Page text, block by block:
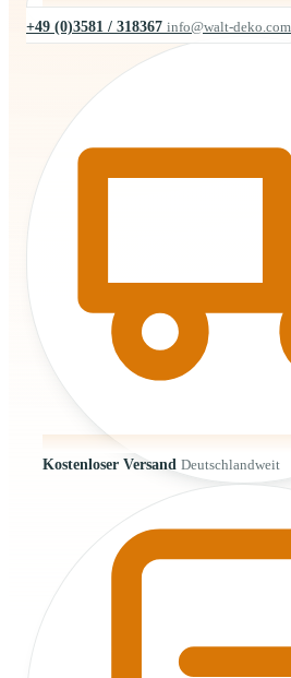
+49 (0)3581 / 318367 info@walt-deko.com
Kostenloser Versand Deutschlandweit